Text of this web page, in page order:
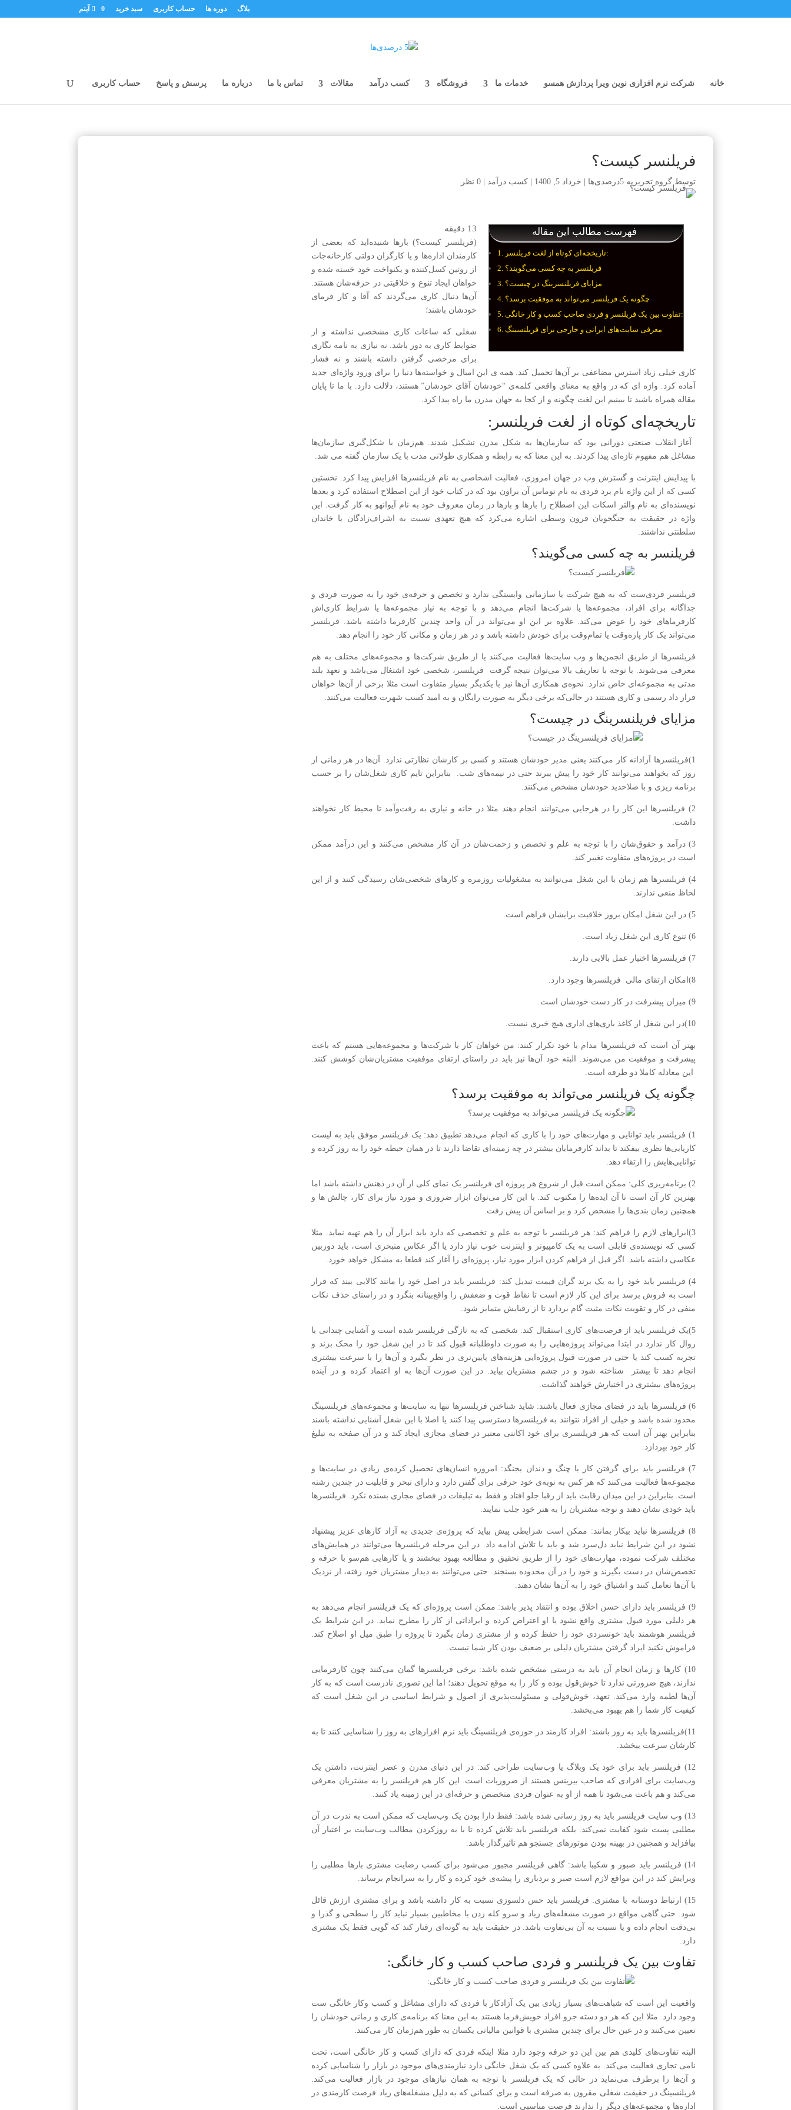
بلاگ دوره ها حساب کاربری سبد خرید 0 آیتم
خانه شرکت نرم افزاری نوین ویرا پردازش همسو خدمات ما فروشگاه کسب درآمد مقالات تماس با ما درباره ما پرسش و پاسخ حساب کاربری
فریلنسر کیست؟
توسطگروه تحریریه 5درصدی‌ها خرداد 5, 1400 |کسب درآمد |0 نظر
فهرست مطالب این مقاله
تاریخچه‌ای کوتاه از لغت فر‌یلنسر:
فریلنسر به چه کسی می‌گویند؟
مزایای فریلنسرینگ در چیست؟
چگونه یک فر‌یلنسر می‌تواند به موفقیت برسد؟
تفاوت بین یک فریلنسر و فردی صاحب کسب و کار خانگی:
معرفی سایت‌های ایرانی و خارجی برای فر‌یلنسینگ
13 دقیقه
(فریلنسر کیست؟) بارها شنیده‌اید که بعضی از
کارمندان اداره‌ها و یا کارگران دولتی کارخانه‌جات
از روتین کسل‌کننده و یکنواخت خود خسته شده و
خواهان ایجاد تنوع و خلاقیتی در حرفه‌شان هستند.
آن‌ها دنبال کاری می‌گردند که آقا و کار فرمای
خودشان باشند؛
شغلی که ساعات کاری مشخصی نداشته و از
ضوابط کاری به دور باشد. نه نیازی به نامه نگاری
برای مرخصی گرفتن داشته باشند و نه فشار
کاری خیلی زیاد استرس مضاعفی بر آن‌ها تحمیل کند. همه ی این امیال و خواسته‌ها دنیا را برای ورود واژه‌ای جدید
آماده کرد. واژه ای که در واقع به معنای واقعی کلمه‌ی “خودشان آقای خودشان” هستند، دلالت دارد. با ما تا پایان
مقاله همراه باشید تا ببینیم این لغت چگونه و از کجا به جهان مدرن ما راه پیدا کرد.
تاریخچه‌ای کوتاه از لغت فر‌یلنسر:
آغاز انقلاب صنعتی دورانی بود که سازمان‌ها به شکل مدرن تشکیل شدند. هم‌زمان با شکل‌گیری سازمان‌ها
مشاغل هم مفهوم تازه‌ای پیدا کردند. به این معنا که به رابطه و همکاری طولانی مدت با یک سازمان گفته می شد.
با پیدایش اینترنت و گسترش و‌ب در جهان امروزی، فعالیت اشخاصی به نام فریلنسر‌ها افزایش پیدا کرد. نخستین
کسی که از این واژه نام برد فردی به نام توماس آن براون بود که در کتاب خود از این اصطلاح استفاده کرد و بعدها
نویسنده‌ای به نام والتر اسکات این اصطلاح را بارها و بارها در رمان معروف خود به نام آیوانهو به کار گرفت. این
واژه در حقیقت به جنگجویان قرون وسطی اشاره می‌کرد که هیچ تعهدی نسبت به اشراف‌زادگان یا خاندان
سلطنتی نداشتند.
فریلنسر به چه کسی می‌گویند؟
فریلنسر فردی‌ست که به هیچ شرکت یا سازمانی وابستگی ندارد و تخصص و حرفه‌ی خود را به صورت فردی و
جداگانه برای افراد، مجموعه‌ها یا شرکت‌ها انجام می‌دهد و با توجه به نیاز مجموعه‌ها یا شرایط کاری‌اش
کار‌فرماهای خود را عوض می‌کند. علاوه بر این او می‌تواند در آن واحد چندین کارفرما داشته باشد. فریلنسر
می‌تواند یک کار پاره‌وقت یا تمام‌وقت برای خودش داشته باشد و در هر زمان و مکانی کار خود را انجام دهد.
فریلنسرها از طریق انجمن‌ها و وب سایت‌ها فعالیت می‌کنند یا از طریق شرکت‌ها و مجموعه‌های مختلف به هم
معرفی می‌شوند. با توجه با تعاریف بالا می‌توان نتیجه گرفت فریلنسر، شخصی خود اشتغال می‌باشد و تعهد بلند
مدتی به مجموعه‌ای خاص ندارد. نحوه‌ی همکاری آن‌ها نیز با یکدیگر بسیار متفاوت است مثلا برخی از آن‌ها خواهان
قرار داد رسمی و کاری هستند در حالی‌که برخی دیگر به صورت رایگان و به امید کسب شهرت فعالیت می‌کنند.
مزایای فریلنسرینگ در چیست؟
1)فریلنسر‌ها آزادانه کار می‌کنند یعنی مدیر خودشان هستند و کسی بر کارشان نظارتی ندارد. آن‌ها در هر زمانی از
روز که بخواهند می‌توانند کار خود را پیش ببرند حتی در نیمه‌های شب. بنابراین تایم کاری شغل‌شان را بر حسب
برنامه ریزی و با صلاحدید خودشان مشخص می‌کنند.
2) فریلنسر‌ها این کار را در هر‌جایی می‌توانند انجام دهند مثلا در خانه و نیازی به رفت‌و‌آمد تا محیط کار نخواهند
داشت.
3) در‌آمد و حقوق‌شان را با توجه به علم و تخصص و زحمت‌شان در آن کار مشخص می‌کنند و این در‌آمد ممکن
است در پروژه‌های متفاوت تغییر کند.
4) فریلنسر‌ها هم زمان با این شغل می‌توانند به مشغولیات روزمره و کارهای شخصی‌شان رسیدگی کنند و از این
لحاظ منعی ندارند.
5) در این شغل امکان بروز خلاقیت برایشان فراهم است.
6) تنوع کاری این شغل زیاد است.
7) فریلنسر‌ها اختیار عمل بالایی دارند.
8)امکان ارتقای مالی فریلنسر‌ها وجود دارد.
9) میزان پیشرفت در کار دست خودشان است.
10)در این شغل از کاغذ بازی‌های اداری هیچ خبری نیست.
بهتر آن است که فریلنسر‌ها مدام با خود تکرار کنند: من خواهان کار با شرکت‌ها و مجموعه‌هایی هستم که باعث
پیشرفت و موفقیت من می‌شوند. البته خود آن‌ها نیز باید در راستای ارتقای موفقیت مشتریان‌شان کوشش کنند.
این معادله کاملا دو طرفه است.
چگونه یک فر‌یلنسر می‌تواند به موفقیت برسد؟
1) فر‌یلنسر باید توانایی و مهارت‌های خود را با کاری که انجام می‌دهد تطبیق دهد: یک فر‌یلنسر موفق باید به لیست
کاریابی‌ها نظری بیفکند تا بداند کار‌فرمایان بیشتر در چه زمینه‌ای تقاضا دارند تا در همان حیطه خود را به روز کرده و
توانایی‌هایش را ارتقاء دهد.
2) برنامه‌ریزی کلی: ممکن است قبل از شروع هر پروژه ای فر‌یلنسر یک نمای کلی از آن در ذهنش داشته باشد اما
بهترین کار آن است تا آن ایده‌ها را مکتوب کند. با این کار می‌توان ابزار ضروری و مورد نیاز برای کار، چالش ها و
همچنین زمان بندی‌ها را مشخص کرد و بر اساس آن پیش رفت.
3)ابزارهای لازم را فراهم کند: هر فر‌یلنسر با توجه به علم و تخصصی که دارد باید ابزار آن را هم تهیه نماید. مثلا
کسی که نویسنده‌ی قابلی است به یک کامپیوتر و اینترنت خوب نیاز دارد یا اگر عکاس متبحری است، باید دوربین
عکاسی داشته باشد. اگر قبل از فراهم کردن ابزار مورد نیاز، پروژه‌ای را آغاز کند قطعا به مشکل خواهد خورد.
4) فر‌یلنسر باید خود را به یک برند گران قیمت تبدیل کند: فریلنسر باید در اصل خود را مانند کالایی بیند که قرار
است به فروش برسد برای این کار لازم است تا نقاط قوت و ضعفش را واقع‌بینانه بنگرد و در راستای حذف نکات
منفی در کار و تقویت نکات مثبت گام بردارد تا از رقبایش متمایز شود.
5)یک فر‌یلنسر باید از فرصت‌های کاری استقبال کند: شخصی که به تازگی فر‌یلنسر شده است و آشنایی چندانی با
روال کار ندارد در ابتدا می‌تواند پروژه‌هایی را به صورت داوطلبانه قبول کند تا در این شغل خود را محک بزند و
تجربه کسب کند یا حتی در صورت قبول پروژه‌ایی هزینه‌های پایین‌تری در نظر بگیرد و آن‌ها را با سرعت بیشتری
انجام دهد تا بیشتر شناخته شود و در چشم مشتریان بیاید. در این صورت آن‌ها به او اعتماد کرده و در آینده
پروژه‌های بیشتری در اختیارش خواهند گذاشت.
6) فریلنسر‌ها باید در فضای مجازی فعال باشند: شاید شناختن فریلنسر‌ها تنها به سایت‌ها و مجموعه‌های فر‌یلنسینگ
محدود شده باشد و خیلی از افراد نتوانند به فر‌یلنسرها دسترسی پیدا کنند یا اصلا با این شغل آشنایی نداشته باشند
بنابراین بهتر آن است که هر فر‌یلنسری برای خود ا‌کانتی معتبر در فضای مجازی ایجاد کند و در آن صفحه به تبلیغ
کار خود بپردازد.
7) فر‌یلنسر باید برای گرفتن کار با چنگ و دندان بجنگد: امروزه انسان‌های تحصیل کرده‌ی زیادی در سایت‌ها و
مجموعه‌ها فعالیت می‌کنند که هر کس به نوبه‌ی خود حرفی برای گفتن دارد و دارای تبحر و قابلیت در چندین رشته
است. بنابراین در این میدان رقابت باید از رقبا جلو افتاد و فقط به تبلیغات در فضای مجازی بسنده نکرد. فر‌یلنسرها
باید خودی نشان دهند و توجه مشتریان را به هنر خود جلب نمایند.
8) فریلنسر‌ها نباید بیکار بمانند: ممکن است شرایطی پیش بیاید که پروژه‌ی جدیدی به آزاد کارهای عزیز پیشنهاد
نشود در این شرایط نباید دل‌سرد شد و باید با تلاش ادامه داد. در این مرحله فر‌یلنسرها می‌توانند در همایش‌های
مختلف شرکت نموده، مهارت‌های خود را از طریق تحقیق و مطالعه بهبود ببخشند و یا کارهایی هم‌سو با حرفه و
تخصص‌شان در دست بگیرند و خود را در آن محدوده بسنجند. حتی می‌توانند به دیدار مشتریان خود رفته، از نزدیک
با آن‌ها تعامل کنند و اشتیاق خود را به آن‌ها نشان دهند.
9) فر‌یلنسر باید دارای حسن اخلاق بوده و انتقاد پذیر باشد: ممکن است پروژه‌ای که یک فر‌یلنسر انجام می‌دهد به
هر دلیلی مورد قبول مشتری واقع نشود یا او اعتراض کرده و ایر‌اداتی از کار را مطرح نماید. در این شرایط یک
فر‌یلنسر هوشمند باید خونسردی خود را حفظ کرده و از مشتری زمان بگیرد تا پروژه را طبق میل او اصلاح کند.
فراموش نکنید ایراد گرفتن مشتریان دلیلی بر ضعیف بودن کار شما نیست.
10) کارها و زمان انجام آن باید به درستی مشخص شده باشد: برخی فریلنسر‌ها گمان می‌کنند چون کار‌فرمایی
ندارند، هیچ ضرور‌تی ندارد تا خوش‌قول بوده و کار را به موقع تحویل دهند؛ اما این تصوری نادرست است که به کار
آن‌ها لطمه وارد می‌کند. تعهد، خوش‌قولی و مسئولیت‌پذیری از اصول و شرایط اساسی در این شغل است که
کیفیت کار شما را هم بهبود می‌بخشد.
11)فریلنسر‌ها باید به روز باشند: افراد کارمند در حوزه‌ی فر‌یلنسینگ باید نرم افزارهای به روز را شناسایی کنند تا به
کارشان سرعت ببخشد.
12) فریلنسر باید برای خود یک وبلاگ یا وب‌سایت طراحی کند: در این دنیای مدرن و عصر اینترنت، داشتن یک
وب‌سایت برای افرادی که صاحب بیزینس هستند از ضروریات است. این کار هم فر‌یلنسر را به مشتریان معرفی
می‌کند و هم باعث می‌شود تا همه از او به عنوان فردی متخصص و حرفه‌ای در این زمینه یاد کنند.
13) وب سایت فر‌یلنسر باید به روز رسانی شده باشد: فقط دارا بودن یک وب‌سایت که ممکن است به ندرت در آن
مطلبی پست شود کفایت نمی‌کند. بلکه فر‌یلنسر باید تلاش کرده تا با به روزکردن مطالب وب‌سایت بر اعتبار آن
بیا‌فزاید و همچنین در بهینه بودن موتور‌های جستجو هم تاثیرگذار باشد.
14) فر‌یلنسر باید صبور و شکیبا باشد: گاهی فر‌یلنسر مجبور می‌شود برای کسب رضایت مشتری بارها مطلبی را
ویرایش کند در این مواقع لازم است صبر و بردباری را پیشه‌ی خود کرده و کار را به سرانجام برساند.
15) ارتباط دوستانه با مشتری: فر‌یلنسر باید حس دلسوزی نسبت به کار داشته باشد و برای مشتری ارزش قائل
شود. حتی گاهی مواقع در صورت مشغله‌های زیاد و سرو کله زدن با مخاطبین بسیار نباید کار را سطحی و گذرا و
بی‌دقت انجام داده و یا نسبت به آن بی‌تفاوت باشد. در حقیقت باید به گونه‌ای رفتار کند که گویی فقط یک مشتری
دارد.
تفاوت بین یک فریلنسر و فردی صاحب کسب و کار خانگی:
واقعیت این است که شباهت‌های بسیار زیادی بین یک آزاد‌کار با فردی که دارای مشاغل و کسب و‌کار خانگی ست
وجود دارد. مثلا این که هر دو دسته جزو افراد خویش‌فرما هستند به این معنا که برنامه‌ی کاری و زمانی خودشان را
تعیین می‌کنند و در عین حال برای چندین مشتری با قوانین مالیاتی یکسان به طور هم‌زمان کار می‌کنند.
البته تفاوت‌های کلیدی هم بین این دو حرفه وجود دارد مثلا اینکه فردی که دارای کسب و کار خانگی است، تحت
نامی تجاری فعالیت می‌کند. به علاوه کسی که یک شغل خانگی دارد نیازمندی‌های موجود در بازار را شناسایی کرده
و آن‌ها را برطرف می‌نماید در حالی که یک فر‌یلنسر با توجه به همان نیازهای موجود در بازار فعالیت می‌کند.
فر‌یلنسینگ در حقیقت شغلی مقرون به صرفه است و برای کسانی که به دلیل مشغله‌های زیاد فرصت کارمندی در
اداره‌ها و مجموعه‌های دیگر را ندارند فرصت مناسبی است.